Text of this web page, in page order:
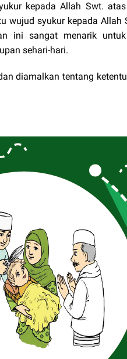
kepada Allah Swt.
wujud syukur kepada Allah
ini sangat menarik
sehari-hari.
diamalkan tentang